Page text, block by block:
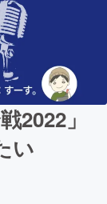
2022」
い